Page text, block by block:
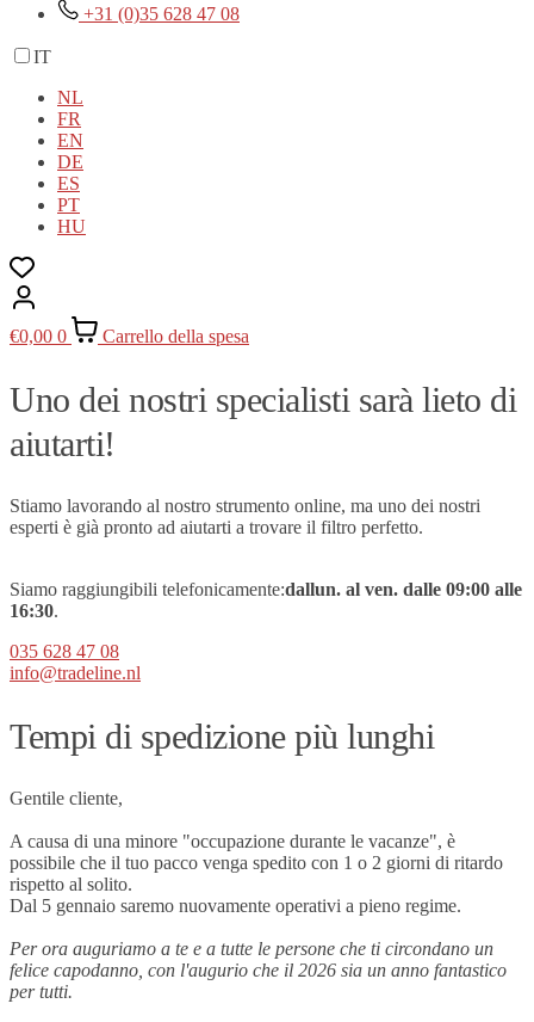
+31 (0)35 628 47 08
IT
NL
FR
EN
DE
ES
PT
HU
€0,00 0 Carrello della spesa
Uno dei nostri specialisti sarà lieto di
aiutarti!
Stiamo lavorando al nostro strumento online, ma uno dei nostri
esperti è già pronto ad aiutarti a trovare il filtro perfetto.
Siamo raggiungibili telefonicamente:dallun. al ven. dalle 09:00 alle
16:30.
035 628 47 08
info@tradeline.nl
Tempi di spedizione più lunghi
Gentile cliente,
A causa di una minore "occupazione durante le vacanze", è
possibile che il tuo pacco venga spedito con 1 o 2 giorni di ritardo
rispetto al solito.
Dal 5 gennaio saremo nuovamente operativi a pieno regime.
Per ora auguriamo a te e a tutte le persone che ti circondano un
felice capodanno, con l'augurio che il 2026 sia un anno fantastico
per tutti.